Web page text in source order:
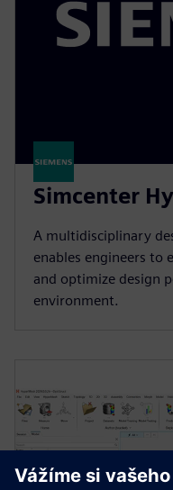
Simcenter
A multidisciplinary
enables engineers to
and optimize design
environment.